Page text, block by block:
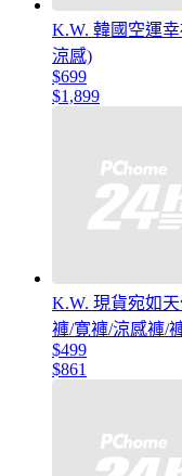
K.W. 韓國空運
涼感)
$699
$1,899
K.W. 現貨宛如
褲/寛褲/涼感褲/
$499
$861